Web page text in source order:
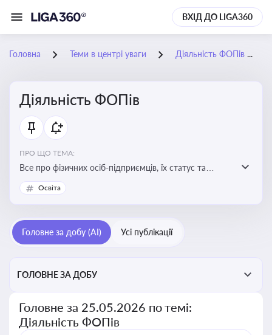
ВХІД ДО LIGA360
Головна Теми в центрі уваги Діяльність ФОПів
Діяльність ФОПів
ПРО ЩО ТЕМА:
Все про фізичних осіб-підприємців, їх статус та
діяльність. Зміни в законодавстві, що стосуються
роботи ФОПів
Освіта
Головне за добу (AI) Усі публікації
ГОЛОВНЕ ЗА ДОБУ
Головне за 25.05.2026 по темі:
Діяльність ФОПів